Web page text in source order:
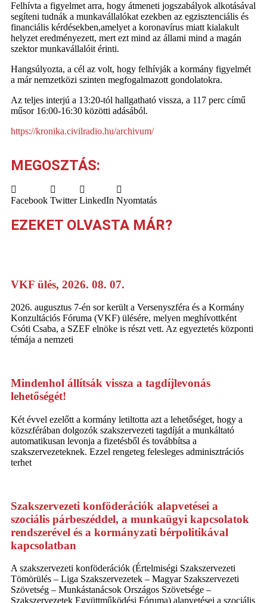
Felhívta a figyelmet arra, hogy átmeneti jogszabályok alkotásával
segíteni tudnák a munkavállalókat ezekben az egzisztenciális és
financiális kérdésekben,amelyet a koronavírus miatt kialakult
helyzet eredményezett, mert ezt mind az állami mind a magán
szektor munkavállalóit érinti.
Hangsúlyozta, a cél az volt, hogy felhívják a kormány figyelmét
a már nemzetközi szinten megfogalmazott gondolatokra.
Az teljes interjú a 13:20-tól hallgatható vissza, a 117 perc című
műsor 16:00-16:30 közötti adásából.
https://kronika.civilradio.hu/archivum/
MEGOSZTÁS:
Facebook Twitter LinkedIn Nyomtatás
EZEKET OLVASTA MÁR?
VKF ülés, 2026. 08. 07.
2026. augusztus 7-én sor került a Versenyszféra és a Kormány
Konzultációs Fóruma (VKF) ülésére, melyen meghívottként
Csóti Csaba, a SZEF elnöke is részt vett. Az egyeztetés központi
témája a nemzeti
Mindenhol állítsák vissza a tagdíjlevonás
lehetőségét!
Két évvel ezelőtt a kormány letiltotta azt a lehetőséget, hogy a
közszférában dolgozók szakszervezeti tagdíját a munkáltató
automatikusan levonja a fizetésből és továbbítsa a
szakszervezeteknek. Ezzel rengeteg felesleges adminisztrációs
terhet
Szakszervezeti konföderációk alapvetései a
szociális párbeszéddel, a munkaügyi kapcsolatok
rendszerével és a kormányzati bérpolitikával
kapcsolatban
A szakszervezeti konföderációk (Értelmiségi Szakszervezeti
Tömörülés – Liga Szakszervezetek – Magyar Szakszervezeti
Szövetség – Munkástanácsok Országos Szövetsége –
Szakszervezetek Együttműködési Fóruma) alapvetései a szociális